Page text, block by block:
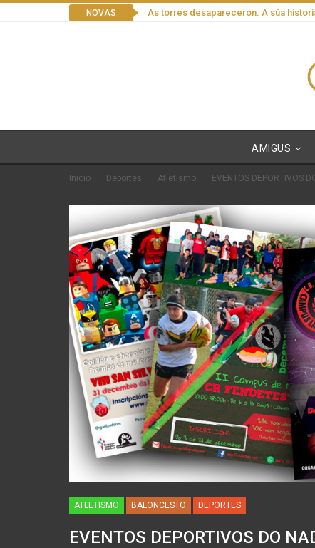
NOVAS As torres desapareceron. A súa
AMIGUS
Inicio Deportes Atletismo EVENTOS DEPORTIVOS
ATLETISMO BALONCESTO DEPORTES
EVENTOS DEPORTIVOS DO